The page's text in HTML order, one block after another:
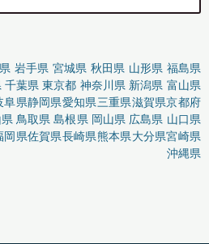
岩手県 宮城県 秋田県 山形県 福島県
千葉県 東京都 神奈川県 新潟県 富山県
阜県静岡県愛知県三重県滋賀県京都府
鳥取県 島根県 岡山県 広島県 山口県
岡県佐賀県長崎県熊本県大分県宮崎県
沖縄県